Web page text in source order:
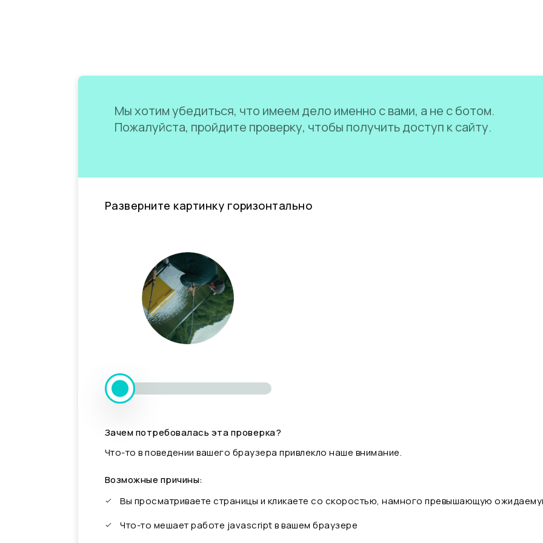
Мы хотим убедиться, что имеем дело именно с вами, а не с ботом.
Пожалуйста, пройдите проверку, чтобы получить доступ к сайту.
Разверните картинку горизонтально
Зачем потребовалась эта проверка?
Что-то в поведении вашего браузера привлекло наше внимание.
Возможные причины:
Вы просматриваете страницы и кликаете со скоростью, намного превышающую
Что-то мешает работе javascript в вашем браузере